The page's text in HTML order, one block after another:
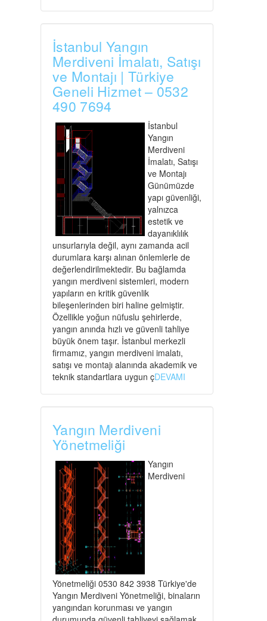
İstanbul Yangın
Merdiveni İmalatı, Satışı
ve Montajı | Türkiye
Geneli Hizmet – 0532
490 7694
İstanbul
Yangın
Merdiveni
İmalatı, Satışı
ve Montajı
Günümüzde
yapı güvenliği,
yalnızca
estetik ve
dayanıklılık
unsurlarıyla değil, aynı zamanda acil
durumlara karşı alınan önlemlerle de
değerlendirilmektedir. Bu bağlamda
yangın merdiveni sistemleri, modern
yapıların en kritik güvenlik
bileşenlerinden biri haline gelmiştir.
Özellikle yoğun nüfuslu şehirlerde,
yangın anında hızlı ve güvenli tahliye
büyük önem taşır. İstanbul merkezli
firmamız, yangın merdiveni imalatı,
satışı ve montajı alanında akademik ve
teknik standartlara uygun çDEVAMI
Yangın Merdiveni
Yönetmeliği
Yangın
Merdiveni
Yönetmeliği 0530 842 3938 Türkiye'de
Yangın Merdiveni Yönetmeliği, binaların
yangından korunması ve yangın